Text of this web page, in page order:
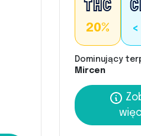
20%
Dominujący
Mircen